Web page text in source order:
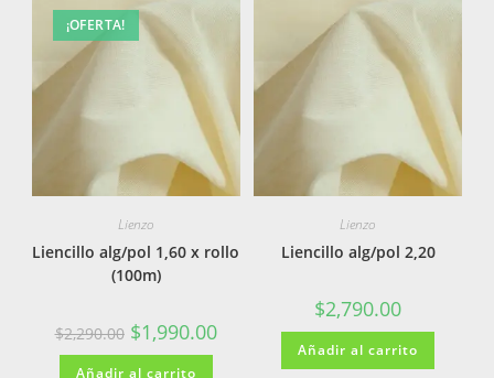
¡OFERTA!
Lienzo
Liencillo alg/pol 1,60 x rollo
(100m)
$2,290.00 $1,990.00
Añadir al carrito
Lienzo
Liencillo alg/pol 2,20
$2,790.00
Añadir al carrito